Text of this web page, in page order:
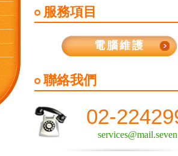
服務項目
電腦維護
聯絡我們
02-